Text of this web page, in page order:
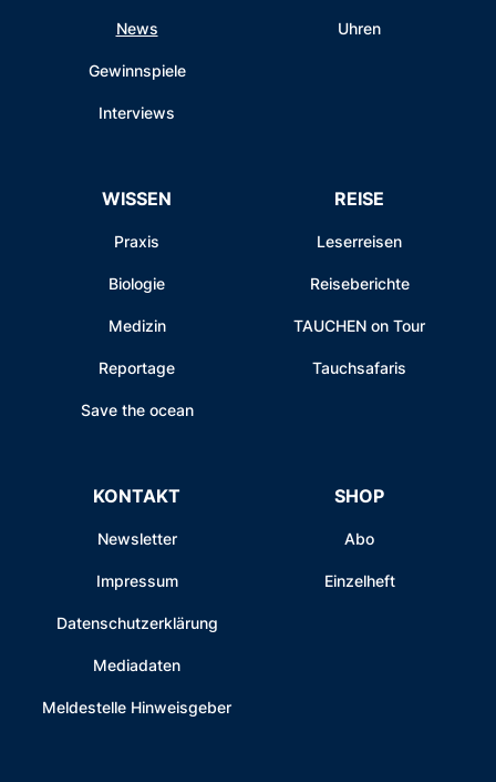
News
Gewinnspiele
Interviews
Uhren
WISSEN
Praxis
Biologie
Medizin
Reportage
Save the ocean
REISE
Leserreisen
Reiseberichte
TAUCHEN on Tour
Tauchsafaris
KONTAKT
Newsletter
Impressum
Datenschutzerklärung
Mediadaten
Meldestelle Hinweisgeber
SHOP
Abo
Einzelheft